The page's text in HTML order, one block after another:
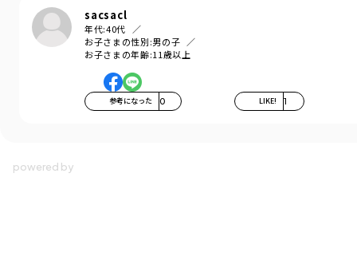
sacsacl
年代:40代
お子さまの性別:男の子
お子さまの年齢:11歳以上
参考になった 0 LIKE! 1